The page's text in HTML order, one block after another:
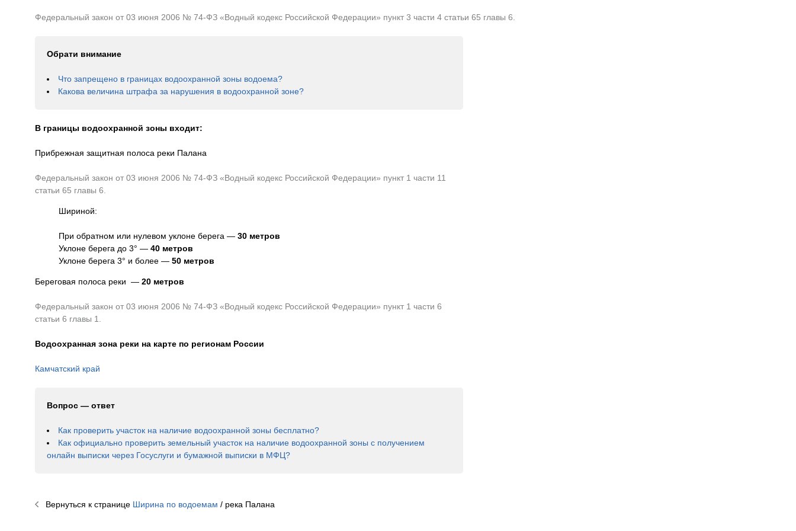
Федеральный закон от 03 июня 2006 № 74-ФЗ «Водный кодекс Российской Федерации» пункт 3 части 4 статьи 65 главы 6.
Обрати внимание
Что запрещено в границах водоохранной зоны водоема?
Какова величина штрафа за нарушения в водоохранной зоне?
В границы водоохранной зоны входит:
Прибрежная защитная полоса реки Палана
Федеральный закон от 03 июня 2006 № 74-ФЗ «Водный кодекс Российской Федерации» пункт 1 части 11
статьи 65 главы 6.
Шириной:
При обратном или нулевом уклоне берега — 30 метров
Уклоне берега до 3° — 40 метров
Уклоне берега 3° и более — 50 метров
Береговая полоса реки — 20 метров
Федеральный закон от 03 июня 2006 № 74-ФЗ «Водный кодекс Российской Федерации» пункт 1 части 6
статьи 6 главы 1.
Водоохранная зона реки на карте по регионам России
Камчатский край
Вопрос — ответ
Как проверить участок на наличие водоохранной зоны бесплатно?
Как официально проверить земельный участок на наличие водоохранной зоны с получением
онлайн выписки через Госуслуги и бумажной выписки в МФЦ?
Вернуться к странице Ширина по водоемам / река Палана